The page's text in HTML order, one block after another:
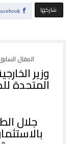
‫‫ شاركها‬
وزير
المتحدة